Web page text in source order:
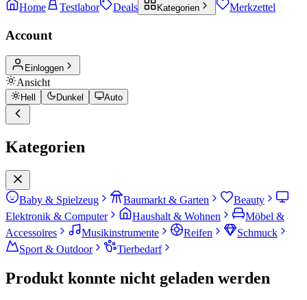
Home Testlabor Deals Kategorien Merkzettel
Account
Einloggen
Ansicht
Hell Dunkel Auto
Kategorien
Baby & Spielzeug Baumarkt & Garten
Beauty
Elektronik & Computer
Haushalt & Wohnen
Möbel &
Accessoires
Musikinstrumente Reifen
Schmuck
Sport & Outdoor
Tierbedarf
Produkt konnte nicht geladen werden